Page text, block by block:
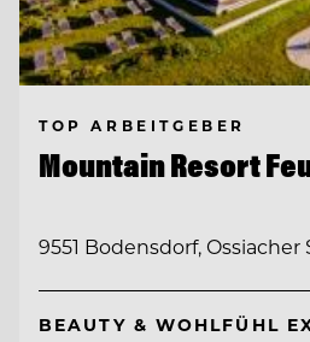
TOP ARBEITGEBER
Mountain Resort
9551 Bodensdorf, Ossiacher
BEAUTY & WOHLFÜHL